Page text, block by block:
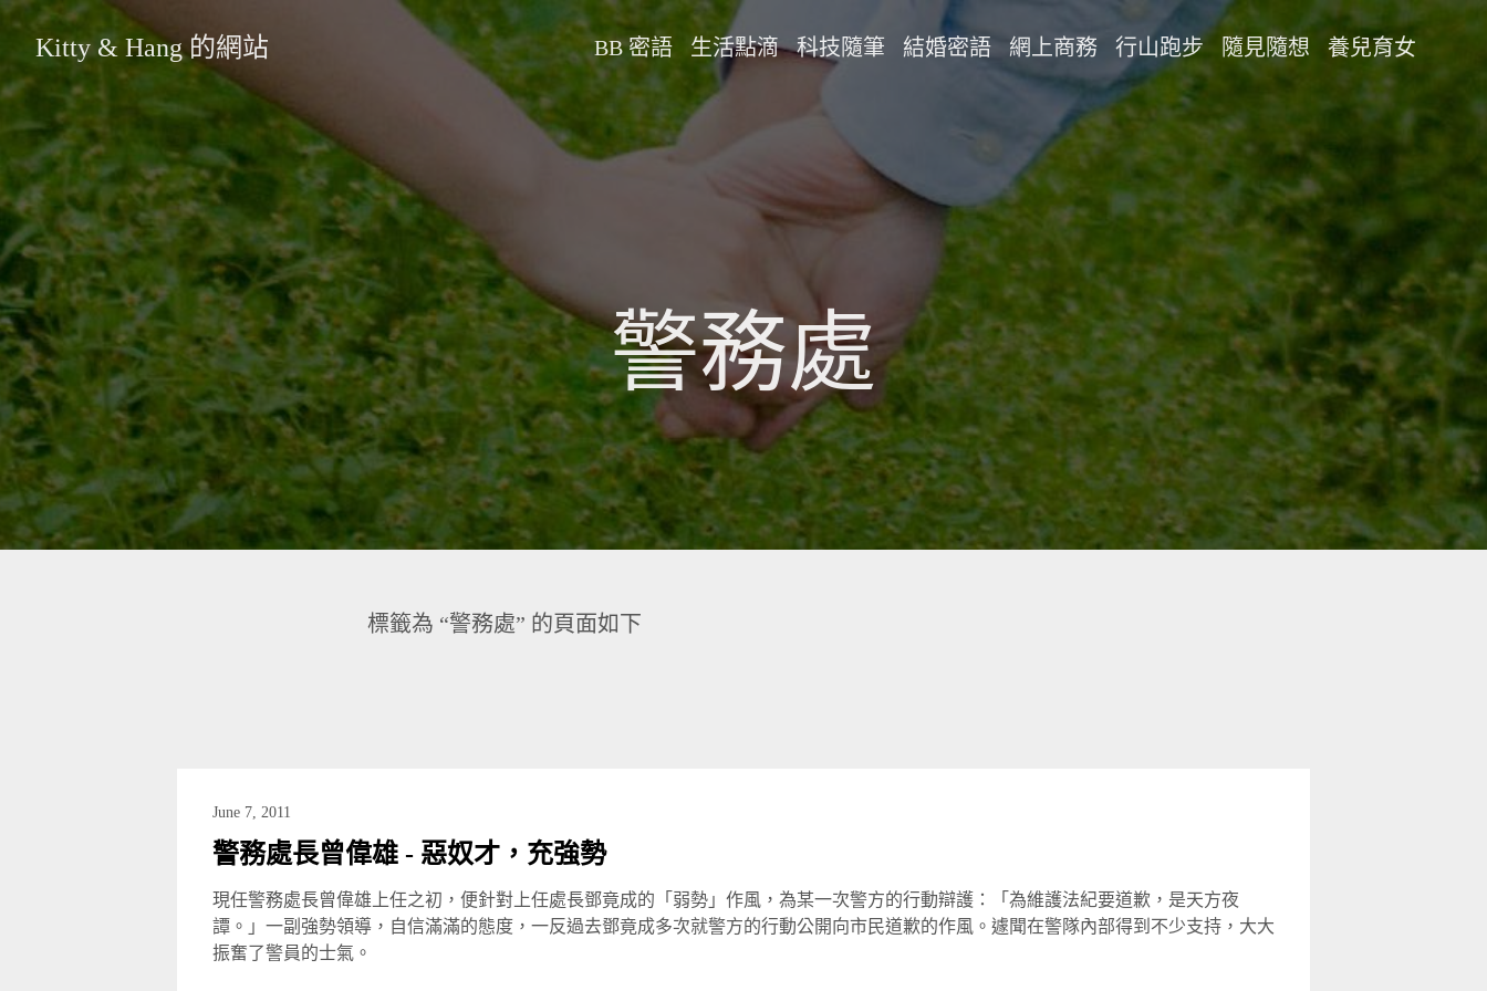
Kitty & Hang 的網站 BB 密語 生活點滴 科技隨筆 結婚密語 網上商務 行山跑步 隨見隨想 養兒育女
警務處
標籤為 “警務處” 的頁面如下
June 7, 2011
警務處長曾偉雄 - 惡奴才，充強勢
現任警務處長曾偉雄上任之初，便針對上任處長鄧竟成的「弱勢」作風，為某一次警方的行動辯護：「為維護法紀要道歉，是天方夜
譚。」一副強勢領導，自信滿滿的態度，一反過去鄧竟成多次就警方的行動公開向市民道歉的作風。遽聞在警隊內部得到不少支持，大大
振奮了警員的士氣。